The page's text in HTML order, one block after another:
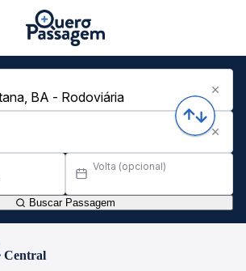
Volta (opcional)
Buscar Passagem
Central